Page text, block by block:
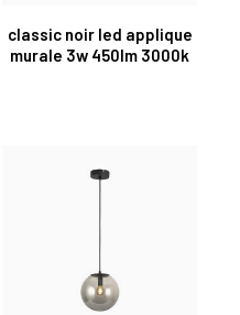
classic noir led applique
murale 3w 450lm 3000k